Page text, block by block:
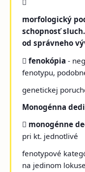

morfologický
schopnosť
od správneho
fenokópia-
fenotypu,
genetickej
Monogénna
 monogénne
pri kt. jednotlivé
fenotypové
na jedinom lokuse